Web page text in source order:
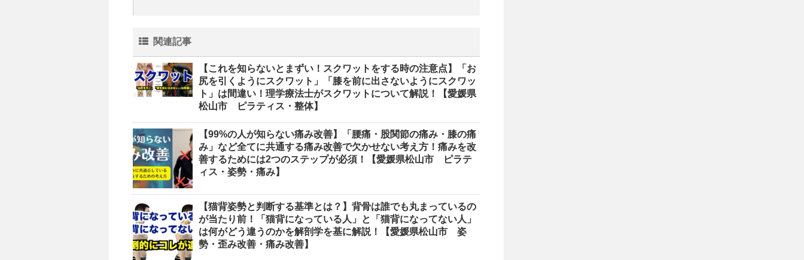
関連記事
【これを知らないとまずい！スクワットをする時の注意点】「お
尻を引くようにスクワット」「膝を前に出さないようにスクワッ
ト」は間違い！理学療法士がスクワットについて解説！【愛媛県
松山市 ピラティス・整体】
【99%の人が知らない痛み改善】「腰痛・股関節の痛み・膝の痛
み」など全てに共通する痛み改善で欠かせない考え方！痛みを改
善するためには2つのステップが必須！【愛媛県松山市 ピラテ
ィス・姿勢・痛み】
【猫背姿勢と判断する基準とは？】背骨は誰でも丸まっているの
が当たり前！「猫背になっている人」と「猫背になってない人」
は何がどう違うのかを解剖学を基に解説！【愛媛県松山市 姿
勢・歪み改善・痛み改善】